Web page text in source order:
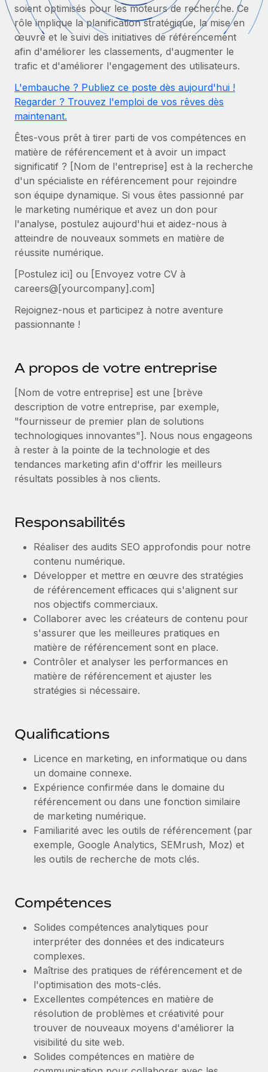
Gestion des freelances
Intégrez et gérez vos freelances partout dans le monde
PEO
Sous-traitez les opérations complexes liées à l’emploi
INFRASTRUCTURE
Intégration Remote
Plateforme
Des fonctions RH clés intégrées pour votre équipe
Connecter Nouveau
Connectez n'importe quel outil d’IA à Remote grâce à
notre MCP
Intégrations
Demandez aux experts
Contrôles d’antécédents
Simplifiez vos processus de présélection des
candidats
Remote Watchtower
Gardez un temps d’avance sur les risques en
matière de conformité
dans le monde entier
Création d’entité
Établissez des entités rapidement et en toute
conformité
Mobilité et déménagement international
Organisez facilement le déménagement de vos
employés
Avantages sociaux
Gérez facilement les avantages sociaux
Comparer Remote
Examinez notre service par rapport aux autres
CROISSANCE
Start-ups
Des solutions agiles et internationales pour les RH et la
Entreprises intermédiaires
Développez vos équipes avec des solutions RH sur
mesure
Entreprise
Les RH à l’international pour les grandes entreprises
TRAVAILLONS ENSEMBLE
Partenaires stratégiques de la tech
Intégrez les RH à l’international de manière flexible
Explorez avec nous vos opportunités de partenariat
l’IA
ÉTUDES DE CAS
pays
Calculateur de paiement des freelances
Découvrez les devises disponibles et les vitesses de
paiement pour vos freelances internationaux
APPRENDRE AVEC REMOTE
Études de cas
Glossaire RH
Checklists et modèles
Descriptions de postes
Webinaires
Événements
Salle de presse
Données sur les salaires et les talents
Obtenir de l’aide
Voir toutes les ressources
BLOG
Paie multipays
EOR et PEO
Taxes
Explorer le blog
BLOG
Mises à jour des produits de Remote :
Intégrations Gusto et Xero et Gestion des
freelances Plus
Remote a toujours pour mission d'aider les entreprises de
toute taille à embaucher, gérer et payer...
Comment Phiture gère ses 55 employés
répartis dans 19 pays grâce à Remote
Phiture, un leader notable du conseil en matière de
croissance mobile internationale, encourage les...
En savoir plus
Nederlands
Français
Deutsch
Español
Italiano
Português (Portugal)
日本語
한국어
中文（简体）
Connexion
soient optimisés pour les moteurs de recherche. Ce
rôle implique la planification stratégique, la mise en
œuvre et le suivi des initiatives de référencement
afin d'améliorer les classements, d'augmenter le
trafic et d'améliorer l'engagement des utilisateurs.
L'embauche ? Publiez ce poste dès aujourd'hui !
Regarder ? Trouvez l'emploi de vos rêves dès
maintenant.
Êtes-vous prêt à tirer parti de vos compétences en
matière de référencement et à avoir un impact
significatif ? [Nom de l'entreprise] est à la recherche
d'un spécialiste en référencement pour rejoindre
son équipe dynamique. Si vous êtes passionné par
le marketing numérique et avez un don pour
l'analyse, postulez aujourd'hui et aidez-nous à
atteindre de nouveaux sommets en matière de
réussite numérique.
[Postulez ici] ou [Envoyez votre CV à
careers@[yourcompany].com]
Rejoignez-nous et participez à notre aventure
passionnante !
A propos de votre entreprise
[Nom de votre entreprise] est une [brève
description de votre entreprise, par exemple,
"fournisseur de premier plan de solutions
technologiques innovantes"]. Nous nous engageons
à rester à la pointe de la technologie et des
tendances marketing afin d'offrir les meilleurs
résultats possibles à nos clients.
Responsabilités
Réaliser des audits SEO approfondis pour notre
contenu numérique.
Développer et mettre en œuvre des stratégies
de référencement efficaces qui s'alignent sur
nos objectifs commerciaux.
Collaborer avec les créateurs de contenu pour
s'assurer que les meilleures pratiques en
matière de référencement sont en place.
Contrôler et analyser les performances en
matière de référencement et ajuster les
stratégies si nécessaire.
Qualifications
Licence en marketing, en informatique ou dans
un domaine connexe.
Expérience confirmée dans le domaine du
référencement ou dans une fonction similaire
de marketing numérique.
Familiarité avec les outils de référencement (par
exemple, Google Analytics, SEMrush, Moz) et
les outils de recherche de mots clés.
Compétences
Solides compétences analytiques pour
interpréter des données et des indicateurs
complexes.
Maîtrise des pratiques de référencement et de
l'optimisation des mots-clés.
Excellentes compétences en matière de
résolution de problèmes et créativité pour
trouver de nouveaux moyens d'améliorer la
visibilité du site web.
Solides compétences en matière de